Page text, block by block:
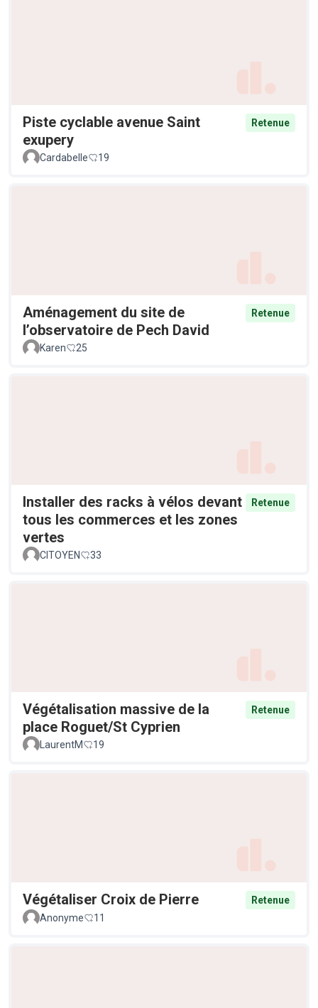
Piste cyclable avenue Saint
exupery
Retenue
Cardabelle 19
Aménagement du site de
l’observatoire de Pech David
Retenue
Karen 25
Installer des racks à vélos devant
tous les commerces et les zones
vertes
Retenue
CITOYEN 33
Végétalisation massive de la
place Roguet/St Cyprien
Retenue
LaurentM 19
Végétaliser Croix de Pierre
Retenue
Anonyme
11